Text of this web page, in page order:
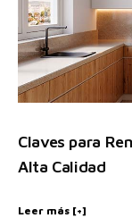
Claves para
Alta Calidad
Leer más [+]